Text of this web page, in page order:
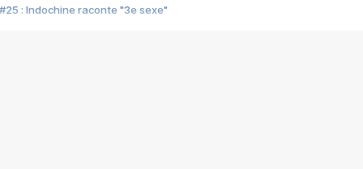
#25 : Indochine raconte "3e sexe"